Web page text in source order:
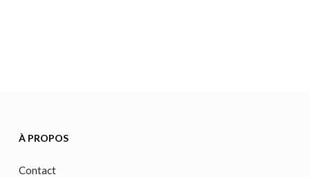
À PROPOS
Contact